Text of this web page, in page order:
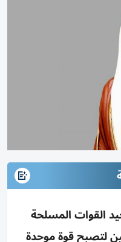
توحيد القوات المسلحة
لتصبح قوة موحدة